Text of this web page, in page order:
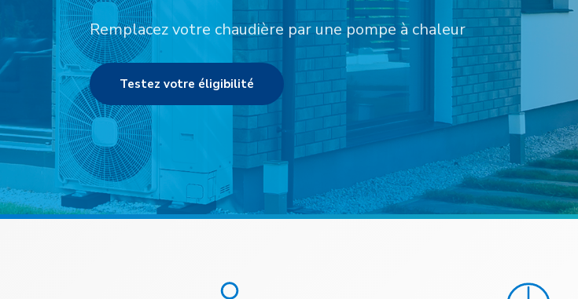
Remplacez votre chaudière par une pompe à chaleur
Testez votre éligibilité